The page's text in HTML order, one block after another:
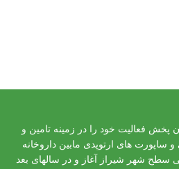
گروه ایران پخش فعالیت خود را در زمینه تامین و
و ساپورت های ارتوپدی مابین داروخانه
سطح شهر شیراز آغاز و در سالهای بعد